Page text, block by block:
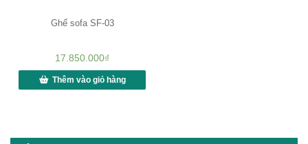
Ghế sofa SF-03
17.850.000₫
Thêm vào giỏ hàng